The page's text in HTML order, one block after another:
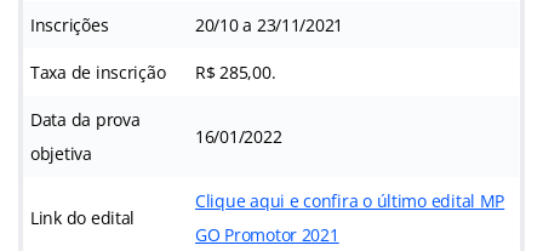
Inscrições 20/10 a 23/11/2021
Taxa de inscrição R$ 285,00.
Data da prova
objetiva
16/01/2022
Link do edital
Clique aqui e confira o último edital MP
GO Promotor 2021